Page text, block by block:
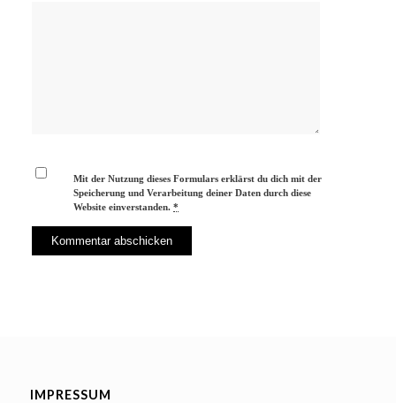
Mit der Nutzung dieses Formulars erklärst du dich mit der
Speicherung und Verarbeitung deiner Daten durch diese
Website einverstanden.*
IMPRESSUM